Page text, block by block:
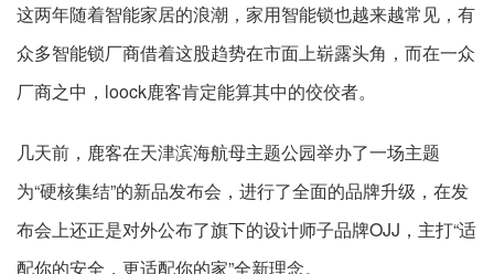
这两年随着智能家居的浪潮，家用智能锁也越来越常见，有
众多智能锁厂商借着这股趋势在市面上崭露头角，而在一众
厂商之中，loock鹿客肯定能算其中的佼佼者。
几天前，鹿客在天津滨海航母主题公园举办了一场主题
为“硬核集结”的新品发布会，进行了全面的品牌升级，在发
布会上还正是对外公布了旗下的设计师子品牌OJJ，主打“适
配你的安全，更适配你的家”全新理念。